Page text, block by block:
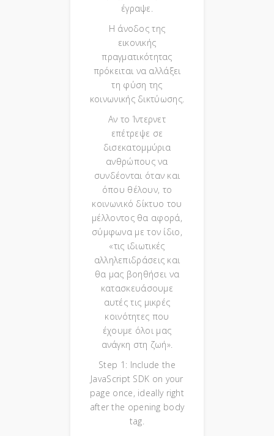
έγραψε.
Η άνοδος της
εικονικής
πραγματικότητας
πρόκειται να αλλάξει
τη φύση της
κοινωνικής δικτύωσης.
Αν το Ίντερνετ
επέτρεψε σε
δισεκατομμύρια
ανθρώπους να
συνδέονται όταν και
όπου θέλουν, το
κοινωνικό δίκτυο του
μέλλοντος θα αφορά,
σύμφωνα με τον ίδιο,
«τις ιδιωτικές
αλληλεπιδράσεις και
θα μας βοηθήσει να
κατασκευάσουμε
αυτές τις μικρές
κοινότητες που
έχουμε όλοι μας
ανάγκη στη ζωή».
Step 1: Include the
JavaScript SDK on your
page once, ideally right
after the opening body
tag.